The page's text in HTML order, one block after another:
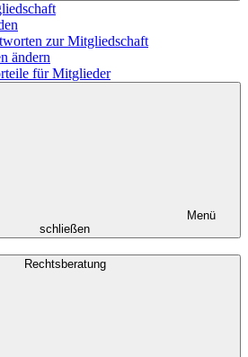
zur Mitgliedschaft
ändern
für Mitglieder
Menü
schließen
Rechtsberatung